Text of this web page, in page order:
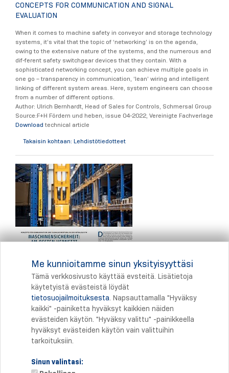
CONCEPTS FOR COMMUNICATION AND SIGNAL
EVALUATION
When it comes to machine safety in conveyor and storage technology
systems, it’s vital that the topic of ‘networking’ is on the agenda,
owing to the extensive nature of the systems, and the numerous and
dif-ferent safety switchgear devices that they contain. With a
sophisticated networking concept, you can achieve multiple goals in
one go – transparency in communication, ‘lean’ wiring and intelligent
linking of different system areas. Here, system engineers can choose
from a number of different options.
Author: Ulrich Bernhardt, Head of Sales for Controls, Schmersal Group
Source:F+H Fördern und heben, issue 04-2022, Vereinigte Fachverlage
Download technical article
Takaisin kohtaan: Lehdistötiedotteet
Tulostus
Me kunnioitamme sinun yksityisyyttäsi
Tämä verkkosivusto käyttää evsteitä. Lisätietoja
käytetyistä evästeistä löydät
tietosuojailmoituksesta. Napsauttamalla "Hyväksy
kaikki" -painiketta hyväksyt kaikkien näiden
evästeiden käytön. "Hyväksy valittu" -painikkeella
hyväksyt evästeiden käytön vain valittuihin
tarkoituksiin.
Sinun valintasi: